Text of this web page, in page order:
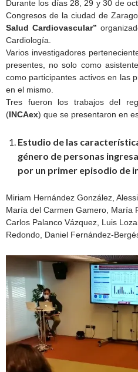
Durante los días 28, 29 y 30 de
Congresos de la ciudad de
Salud Cardiovascular”
Cardiología.
Varios investigadores
presentes, no solo como
como participantes activos en las
en el mismo.
Tres fueron los trabajos del
(INCAex) que se presentaron en
Estudio de las
género de personas
por un primer episodio de
Miriam Hernández González,
María del Carmen Gamero, María
Carlos Palanco Vázquez, Luis
Redondo, Daniel Fernández-